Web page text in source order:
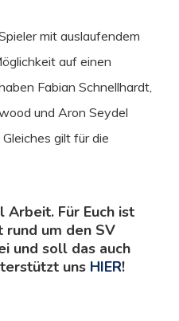
mit auslaufendem
auf einen
Fabian Schnellhardt,
und Aron Seydel
gilt für die
Für Euch ist
um den SV
und soll das auch
uns HIER!